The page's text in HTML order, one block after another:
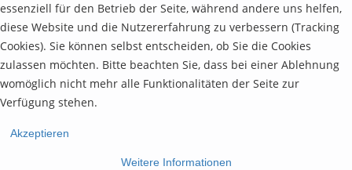
essenziell für den Betrieb der Seite, während andere uns helfen,
diese Website und die Nutzererfahrung zu verbessern (Tracking
Cookies). Sie können selbst entscheiden, ob Sie die Cookies
zulassen möchten. Bitte beachten Sie, dass bei einer Ablehnung
womöglich nicht mehr alle Funktionalitäten der Seite zur
Verfügung stehen.
Akzeptieren
Weitere Informationen